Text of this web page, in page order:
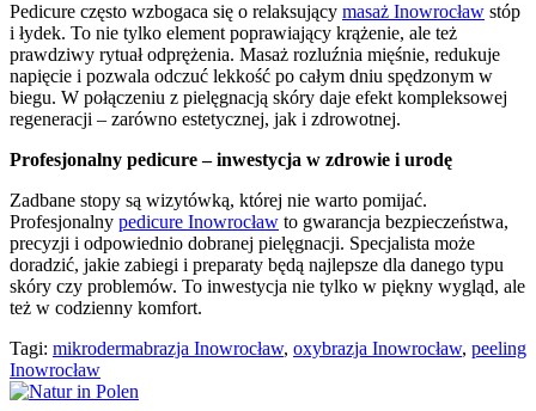
Pedicure często wzbogaca się o relaksujący masaż Inowrocław stóp
i łydek. To nie tylko element poprawiający krążenie, ale też
prawdziwy rytuał odprężenia. Masaż rozluźnia mięśnie, redukuje
napięcie i pozwala odczuć lekkość po całym dniu spędzonym w
biegu. W połączeniu z pielęgnacją skóry daje efekt kompleksowej
regeneracji – zarówno estetycznej, jak i zdrowotnej.
Profesjonalny pedicure – inwestycja w zdrowie i urodę
Zadbane stopy są wizytówką, której nie warto pomijać.
Profesjonalny pedicure Inowrocław to gwarancja bezpieczeństwa,
precyzji i odpowiednio dobranej pielęgnacji. Specjalista może
doradzić, jakie zabiegi i preparaty będą najlepsze dla danego typu
skóry czy problemów. To inwestycja nie tylko w piękny wygląd, ale
też w codzienny komfort.
Tagi: mikrodermabrazja Inowrocław, oxybrazja Inowrocław, peeling
Inowrocław